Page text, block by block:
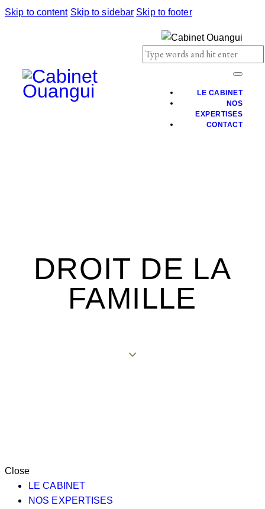
Skip to content Skip to sidebar Skip to footer
LE CABINET
NOS
EXPERTISES
CONTACT
DROIT DE LA
FAMILLE
Close
LE CABINET
NOS EXPERTISES